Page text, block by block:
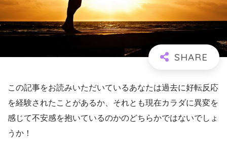
この記事をお読みいただいているあなたは過去に好転反応
を経験されたことがあるか、それとも現在カラダに異変を
感じて不安感を抱いているのかのどちらかではないでしょ
うか！